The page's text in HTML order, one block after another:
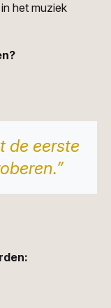
het muziek
de eerste